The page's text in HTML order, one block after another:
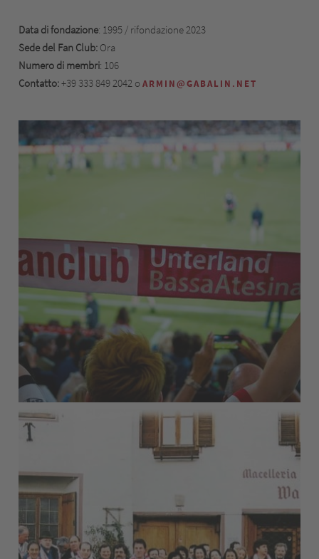
Data di fondazione: 1995 / rifondazione 2023
Sede del Fan Club: Ora
Numero di membri: 106
Contatto:+39 333 849 2042 oARMIN@GABALIN.NET